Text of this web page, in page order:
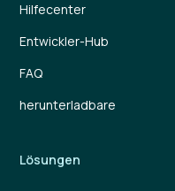
Hilfecenter
Entwickler-Hub
FAQ
herunterladbare
Lösungen